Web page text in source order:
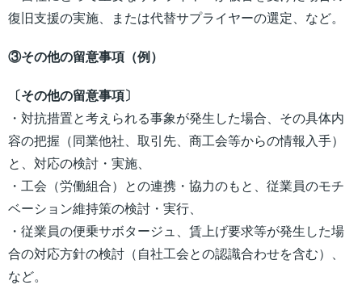
復旧支援の実施、または代替サプライヤーの選定、など。
③その他の留意事項（例）
〔その他の留意事項〕
・対抗措置と考えられる事象が発生した場合、その具体内
容の把握（同業他社、取引先、商工会等からの情報入手）
と、対応の検討・実施、
・工会（労働組合）との連携・協力のもと、従業員のモチ
ベーション維持策の検討・実行、
・従業員の便乗サボタージュ、賃上げ要求等が発生した場
合の対応方針の検討（自社工会との認識合わせを含む）、
など。